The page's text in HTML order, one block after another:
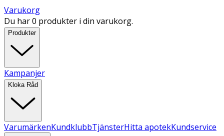
Varukorg
Du har 0 produkter i din varukorg.
Produkter
Kampanjer
Kloka Råd
VarumärkenKundklubbTjänsterHitta apotekKundservice